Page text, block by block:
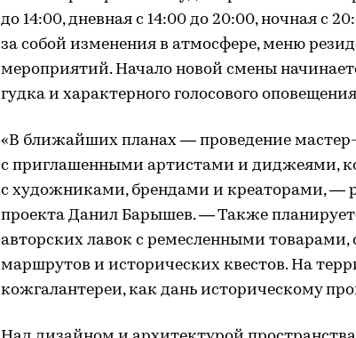
до 14:00, дневная с 14:00 до 20:00, ночная с
за собой изменения в атмосфере, меню
мероприятий. Начало новой смены
гудка и характерного голосового
«В ближайших планах — проведение мастер-
с приглашенными артистами и диджеями,
с художниками, брендами и креаторами, —
проекта Данил Барышев. — Также
авторских лавок с ремесленными товарами,
маршрутов и исторических квестов. На
кожгалантереи, как дань историческому